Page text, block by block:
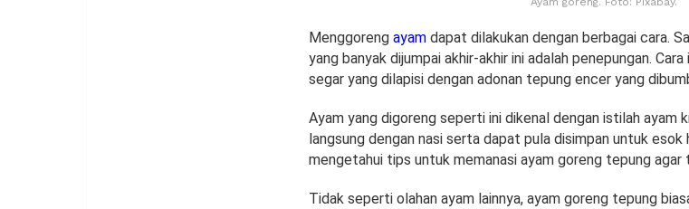
Menggoreng ayam dapat dilakukan dengan berbagai cara.
yang banyak dijumpai akhir-akhir ini adalah penepungan.
segar yang dilapisi dengan adonan tepung encer yang
Ayam yang digoreng seperti ini dikenal dengan istilah ayam
langsung dengan nasi serta dapat pula disimpan untuk
mengetahui tips untuk memanasi ayam goreng tepung agar
Tidak seperti olahan ayam lainnya, ayam goreng tepung